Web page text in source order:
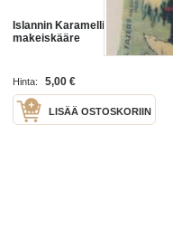
Islannin Karamelli - Karl Fazer -
makeiskääre
Hinta: 5,00 €
LISÄÄ OSTOSKORIIN